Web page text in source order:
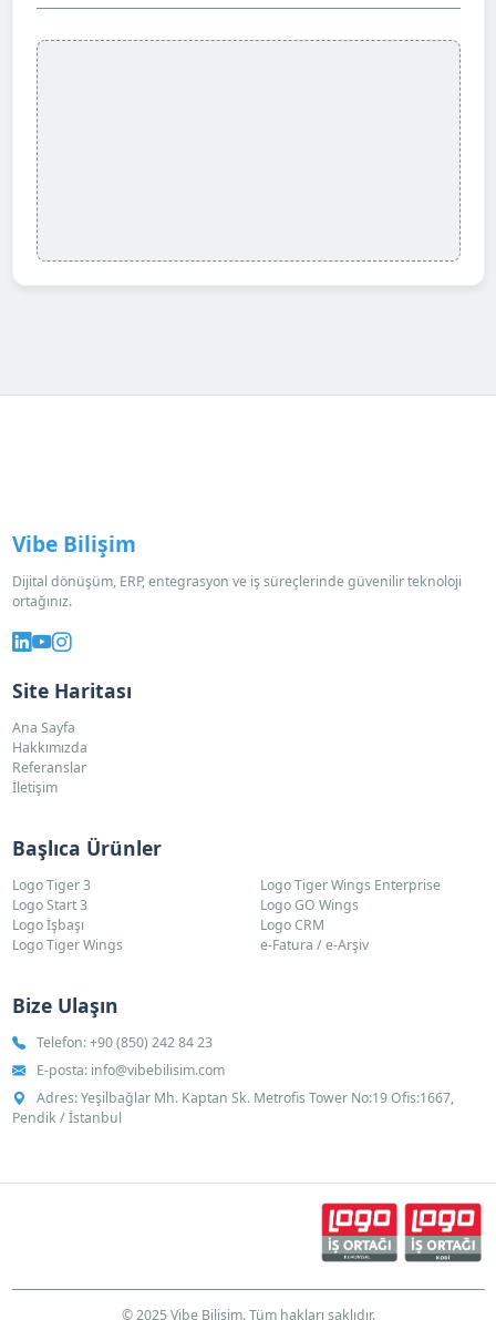
Vibe Bilişim
Dijital dönüşüm, ERP, entegrasyon ve iş süreçlerinde güvenilir teknoloji
ortağınız.
Site Haritası
Ana Sayfa
Hakkımızda
Referanslar
İletişim
Başlıca Ürünler
Logo Tiger 3
Logo Start 3
Logo İşbaşı
Logo Tiger Wings
Logo Tiger Wings Enterprise
Logo GO Wings
Logo CRM
e-Fatura / e-Arşiv
Bize Ulaşın
Telefon:+90 (850) 242 84 23
E-posta: info@vibebilisim.com
Adres: Yeşilbağlar Mh. Kaptan Sk. Metrofis Tower No:19 Ofis:1667,
Pendik / İstanbul
© 2025 Vibe Bilişim. Tüm hakları saklıdır.